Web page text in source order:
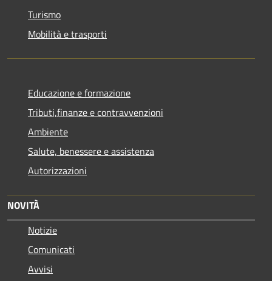
Turismo
Mobilità e trasporti
Educazione e formazione
Tributi,finanze e contravvenzioni
Ambiente
Salute, benessere e assistenza
Autorizzazioni
NOVITÀ
Notizie
Comunicati
Avvisi